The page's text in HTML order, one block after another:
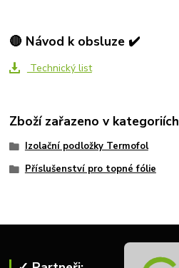
🔴 Návod k obsluze ✔️
Technický list
Zboží zařazeno v kategoriích
Izolační podložky Termofol
Příslušenství pro topné fólie